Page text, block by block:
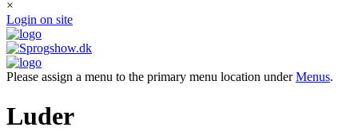
×
Login on site
Please assign a menu to the primary menu location underMenus.
Luder